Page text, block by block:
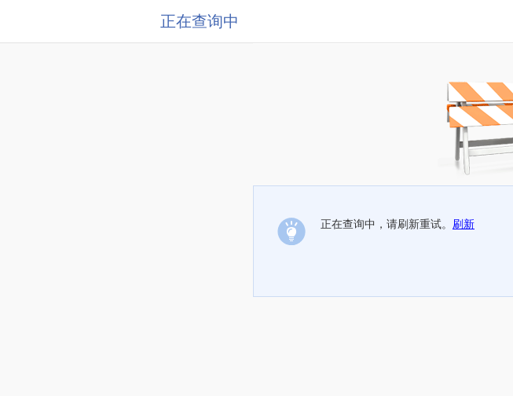
正在查询中
正在查询中，请刷新重试。 刷新